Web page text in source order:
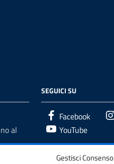
Gestisci Consenso
al
SEGUICI SU
Facebook
YouTube